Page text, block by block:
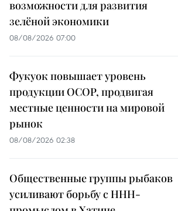
возможности для развития
зелёной экономики
08/08/2026 07:00
Фукуок повышает уровень
продукции OCOP, продвигая
местные ценности на мировой
рынок
08/08/2026 02:38
Общественные группы рыбаков
усиливают борьбу с ННН-